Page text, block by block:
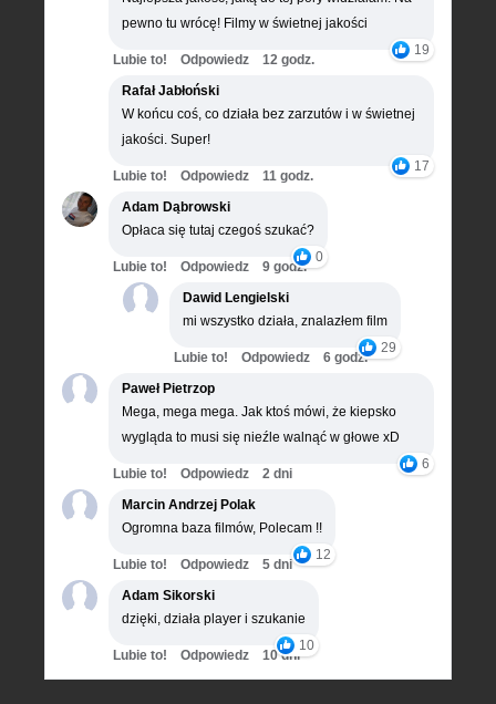
pewno tu wrócę! Filmy w świetnej jakości
19
Lubie to! Odpowiedz
12 godz.
Rafał Jabłoński
W końcu coś, co działa bez zarzutów i w świetnej
jakości. Super!
17
Lubie to! Odpowiedz
11 godz.
Adam Dąbrowski
Opłaca się tutaj czegoś szukać?
0
Lubie to! Odpowiedz
9 godz.
Dawid Lengielski
mi wszystko działa, znalazłem film
29
Lubie to! Odpowiedz
6 godz.
Paweł Pietrzop
Mega, mega mega. Jak ktoś mówi, że kiepsko
wygląda to musi się nieźle walnąć w głowe xD
6
Lubie to! Odpowiedz
2 dni
Marcin Andrzej Polak
Ogromna baza filmów, Polecam !!
12
Lubie to! Odpowiedz
5 dni
Adam Sikorski
dzięki, działa player i szukanie
10
Lubie to! Odpowiedz 10 dni